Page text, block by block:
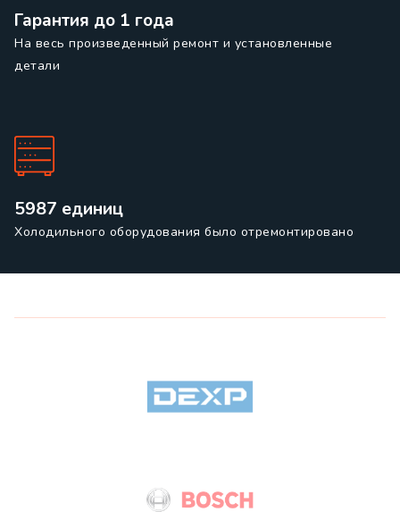
Гарантия до 1 года
На весь произведенный ремонт и установленные
детали
5987 единиц
Холодильного оборудования было отремонтировано